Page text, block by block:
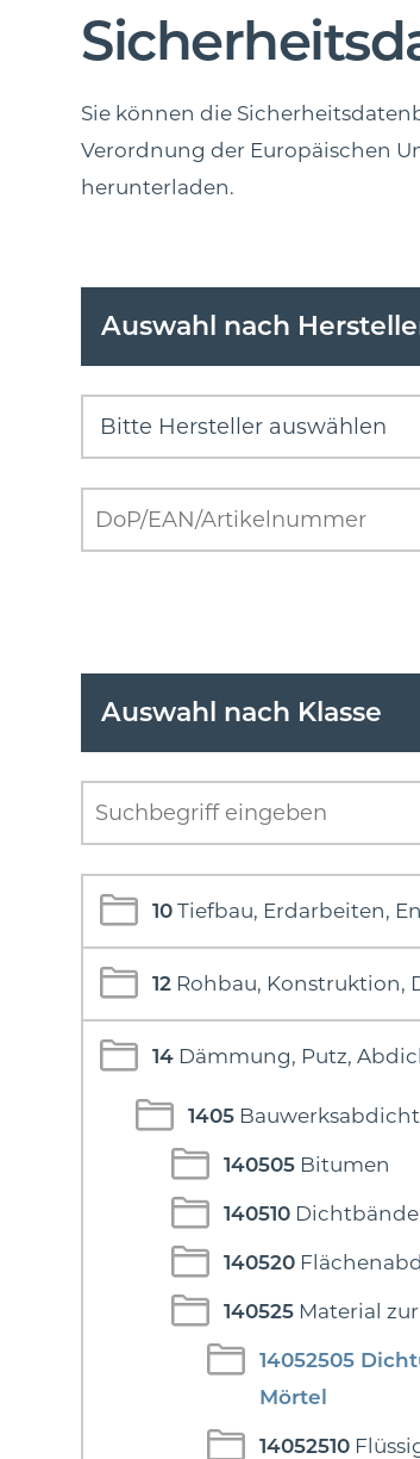
Sie können die
Verordnung der Europäischen
herunterladen.
Auswahl nach
Auswahl nach Klasse
10 Tiefbau, Erdarbeiten,
12 Rohbau, Konstruktion,
14 Dämmung, Putz,
1405
140505 Bitumen
140510
140520
140525 Material
14052505
Mörtel
14052510